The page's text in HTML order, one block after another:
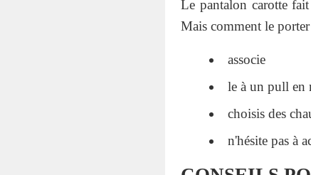
Le pantalon carotte
Mais comment le
associe
le à un pull en
choisis des
n'hésite pas à